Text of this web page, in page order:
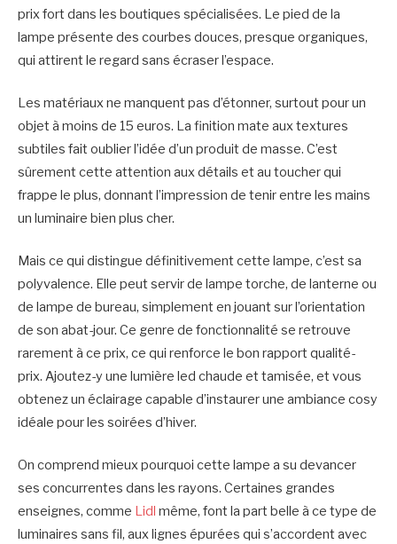
prix fort dans les boutiques spécialisées. Le pied de la
lampe présente des courbes douces, presque organiques,
qui attirent le regard sans écraser l’espace.
Les matériaux ne manquent pas d’étonner, surtout pour un
objet à moins de 15 euros. La finition mate aux textures
subtiles fait oublier l’idée d’un produit de masse. C’est
sûrement cette attention aux détails et au toucher qui
frappe le plus, donnant l’impression de tenir entre les mains
un luminaire bien plus cher.
Mais ce qui distingue définitivement cette lampe, c’est sa
polyvalence. Elle peut servir de lampe torche, de lanterne ou
de lampe de bureau, simplement en jouant sur l’orientation
de son abat-jour. Ce genre de fonctionnalité se retrouve
rarement à ce prix, ce qui renforce le bon rapport qualité-
prix. Ajoutez-y une lumière led chaude et tamisée, et vous
obtenez un éclairage capable d’instaurer une ambiance cosy
idéale pour les soirées d’hiver.
On comprend mieux pourquoi cette lampe a su devancer
ses concurrentes dans les rayons. Certaines grandes
enseignes, comme Lidl même, font la part belle à ce type de
luminaires sans fil, aux lignes épurées qui s’accordent avec